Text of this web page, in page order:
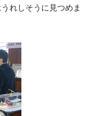
れしそうに見つめま